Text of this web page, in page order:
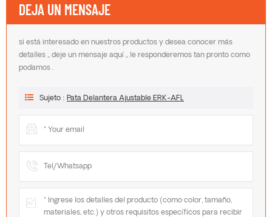
DEJA UN MENSAJE
si está interesado en nuestros productos y desea conocer más
detalles ,, deje un mensaje aquí ,, le responderemos tan pronto como
podamos .
Sujeto : Pata Delantera Ajustable ERK-AFL